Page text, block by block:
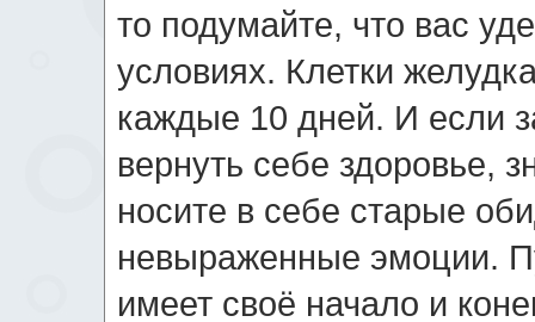
то подумайте, что вас
условиях. Клетки
каждые 10 дней. И если
вернуть себе здоровье,
носите в себе старые
невыраженные эмоции.
имеет своё начало и